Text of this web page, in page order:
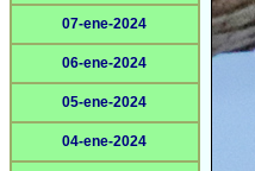
07-ene-2024
06-ene-2024
05-ene-2024
04-ene-2024